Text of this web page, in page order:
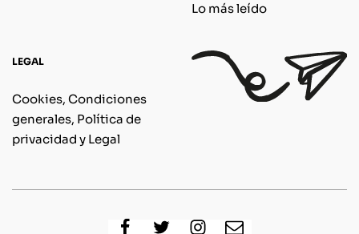
Lo más leído
LEGAL
Cookies, Condiciones
generales, Política de
privacidad y Legal